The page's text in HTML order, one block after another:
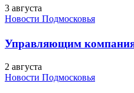
3 августа
Новости Подмосковья
Управляющим
2 августа
Новости Подмосковья